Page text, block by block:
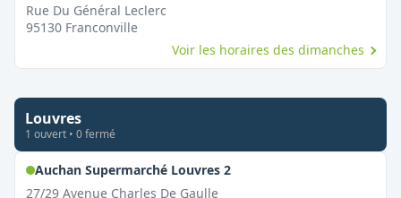
Rue Du Général Leclerc
95130 Franconville
Voir les horaires des dimanches
Louvres
1 ouvert • 0fermé
Auchan Supermarché Louvres 2,
27/29 Avenue Charles De Gaulle